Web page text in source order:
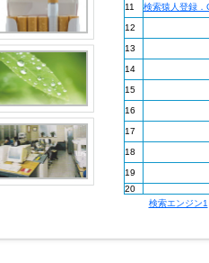
11 検索猿人登録．
12
13
14
15
16
17
18
19
20
検索エンジン1